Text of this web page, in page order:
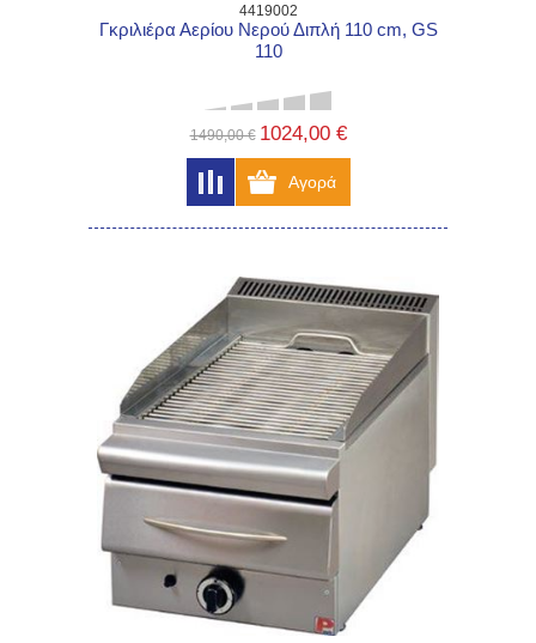
4419002
Γκριλιέρα Αερίου Νερού Διπλή 110 cm, GS
110
1490,00 € 1024,00 €